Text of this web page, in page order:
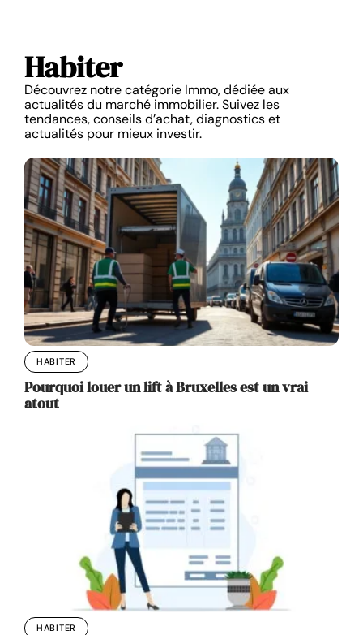
Habiter
Découvrez notre catégorie Immo, dédiée aux
actualités du marché immobilier. Suivez les
tendances, conseils d’achat, diagnostics et
actualités pour mieux investir.
HABITER
Pourquoi louer un lift à Bruxelles est un vrai
atout
HABITER